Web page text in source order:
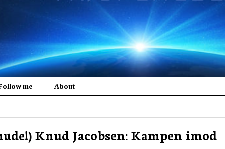
me About
Knud Jacobsen: Kampen imod